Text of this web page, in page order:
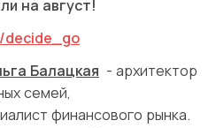
на август!
Балацкая - архитектор
семей,
финансового рынка.